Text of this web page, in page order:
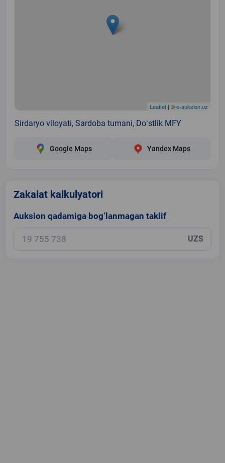
Leaflet | ©e-auksion.uz
Sirdaryo viloyati, Sardoba tumani, Doʻstlik MFY
Google Maps Yandex Maps
Zakalat kalkulyatori
Auksion qadamiga bog‘lanmagan taklif
UZS